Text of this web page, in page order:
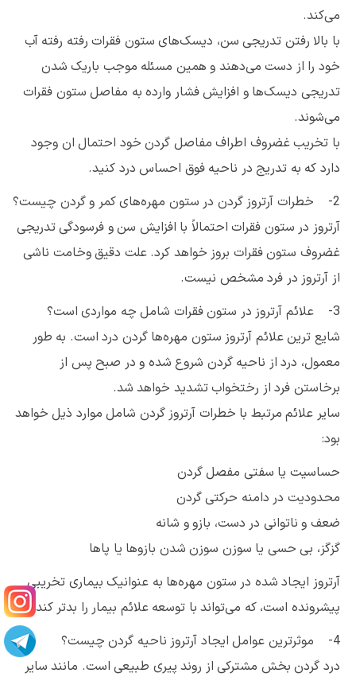
می‌کند.
با بالا رفتن تدریجی سن، دیسک‌های ستون فقرات رفته رفته آب
خود را از دست می‌دهند و همین مسئله موجب باریک شدن
تدریجی دیسک‌ها و افزایش فشار وارده به مفاصل ستون فقرات
می‌شوند.
با تخریب غضروف اطراف مفاصل گردن خود احتمال ان وجود
دارد که به تدریج در ناحیه فوق احساس درد کنید.
2- خطرات آرتروز گردن در ستون مهره‌های کمر و گردن چیست؟
آرتروز در ستون فقرات احتمالاً با افزایش سن و فرسودگی تدریجی
غضروف ستون فقرات بروز خواهد کرد. علت دقیق وخامت ناشی
از آرتروز در فرد مشخص نیست.
3- علائم آرتروز در ستون فقرات شامل چه مواردی است؟
شایع ترین علائم آرتروز ستون مهره‌ها گردن درد است. به طور
معمول، درد از ناحیه گردن شروع شده و در صبح پس از
برخاستن فرد از رختخواب تشدید خواهد شد.
سایر علائم مرتبط با خطرات آرتروز گردن شامل موارد ذیل خواهد
بود:
حساسیت یا سفتی مفصل گردن
محدودیت در دامنه حرکتی گردن
ضعف و ناتوانی در دست، بازو و شانه
گزگز، بی حسی یا سوزن سوزن شدن بازوها یا پاها
آرتروز ایجاد شده در ستون مهره‌ها به عنوانیک بیماری تخریبی
پیشرونده است، که می‌تواند با توسعه علائم بیمار را بدتر کند.
4- موثرترین عوامل ایجاد آرتروز ناحیه گردن چیست؟
درد گردن بخش مشترکی از روند پیری طبیعی است. مانند سایر